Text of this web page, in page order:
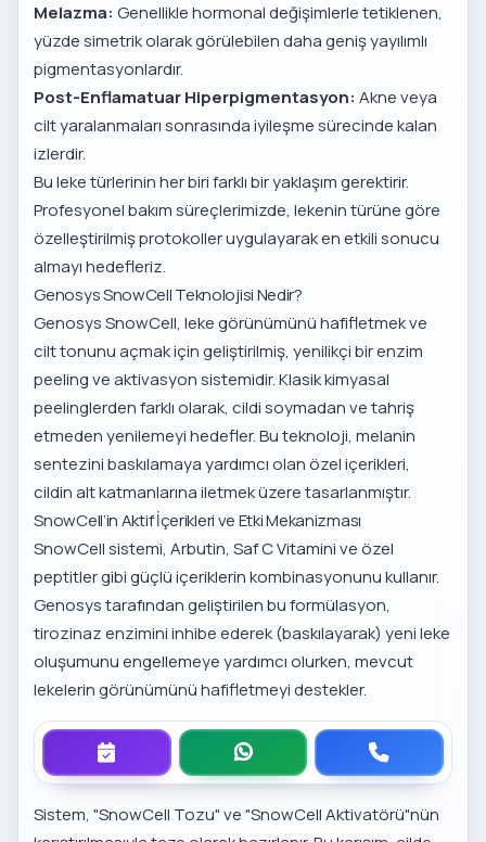
Melazma: Genellikle hormonal değişimlerle tetiklenen,
yüzde simetrik olarak görülebilen daha geniş yayılımlı
pigmentasyonlardır.
Post-Enflamatuar Hiperpigmentasyon: Akne veya
cilt yaralanmaları sonrasında iyileşme sürecinde kalan
izlerdir.
Bu leke türlerinin her biri farklı bir yaklaşım gerektirir.
Profesyonel bakım süreçlerimizde, lekenin türüne göre
özelleştirilmiş protokoller uygulayarak en etkili sonucu
almayı hedefleriz.
Genosys SnowCell Teknolojisi Nedir?
Genosys SnowCell, leke görünümünü hafifletmek ve
cilt tonunu açmak için geliştirilmiş, yenilikçi bir enzim
peeling ve aktivasyon sistemidir. Klasik kimyasal
peelinglerden farklı olarak, cildi soymadan ve tahriş
etmeden yenilemeyi hedefler. Bu teknoloji, melanin
sentezini baskılamaya yardımcı olan özel içerikleri,
cildin alt katmanlarına iletmek üzere tasarlanmıştır.
SnowCell’in Aktif İçerikleri ve Etki Mekanizması
SnowCell sistemi, Arbutin, Saf C Vitamini ve özel
peptitler gibi güçlü içeriklerin kombinasyonunu kullanır.
Genosystarafından geliştirilen bu formülasyon,
tirozinaz enzimini inhibe ederek (baskılayarak) yeni leke
oluşumunu engellemeye yardımcı olurken, mevcut
lekelerin görünümünü hafifletmeyi destekler.
Sistem, "SnowCell Tozu" ve "SnowCell Aktivatörü"nün